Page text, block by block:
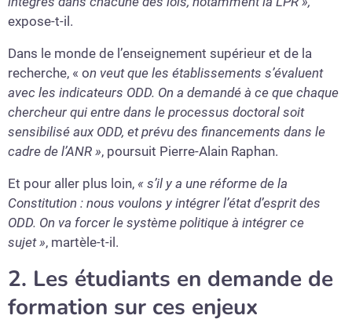
expose-t-il.
Dans le monde de l’enseignement supérieur et de la
recherche, « on veut que les établissements s’évaluent
avec les indicateurs ODD. On a demandé à ce que chaque
chercheur qui entre dans le processus doctoral soit
sensibilisé aux ODD, et prévu des financements dans le
cadre de l’ANR », poursuit Pierre-Alain Raphan.
Et pour aller plus loin, « s’il y a une réforme de la
Constitution : nous voulons y intégrer l’état d’esprit des
ODD. On va forcer le système politique à intégrer ce
sujet », martèle-t-il.
2. Les étudiants en demande de
formation sur ces enjeux